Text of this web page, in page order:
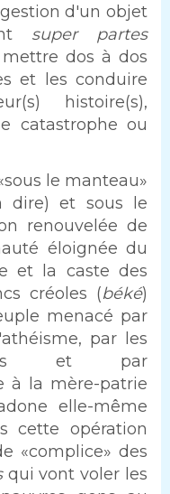
d'un objet
super partes
dos à dos
et les conduire
histoire(s),
catastrophe ou
le manteau»
dire) et sous le
renouvelée de
éloignée du
et la caste des
créoles (béké)
menacé par
par les
et par
à la mère-patrie
elle-même
cette opération
«complice» des
qui vont voler les